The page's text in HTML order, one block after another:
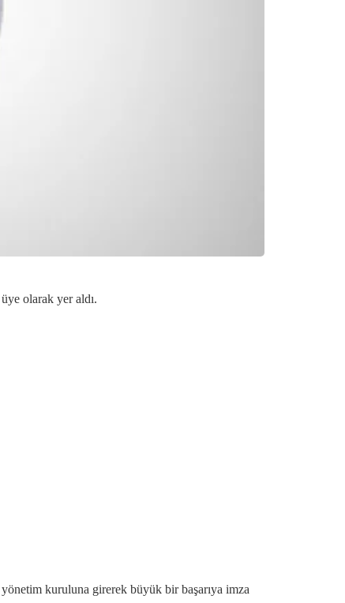
olarak yer aldı.
kuruluna girerek büyük bir başarıya imza